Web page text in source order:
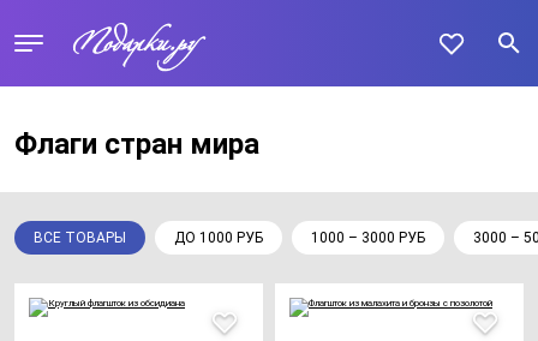
Флаги стран мира
ВСЕ ТОВАРЫ ДО 1000 РУБ 1000 – 3000 РУБ 3000 –